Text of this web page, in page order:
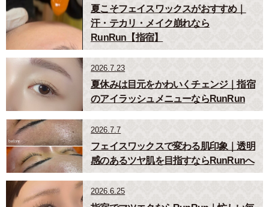
夏こそフェイスワックスがおすすめ｜
汗・テカリ・メイク崩れなら
RunRun【指宿】
2026.7.23
夏休みは目元をかわいくチェンジ｜指宿
のアイラッシュメニューならRunRun
2026.7.7
フェイスワックスで変わる肌印象｜透明
感のあるツヤ肌を目指すならRunRunへ
2026.6.25